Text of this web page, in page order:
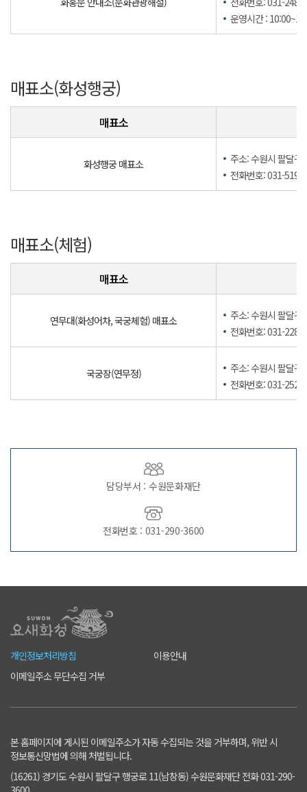
운영시간 :
매표소(화성행궁)
매표소
화성행궁 매표소
주소: 수원시 팔달구
전화번호: 031-
매표소(체험)
매표소
연무대(화성어차, 국궁체험) 매표소
주소: 수원시 팔달구
전화번호: 031-228-
국궁장(연무정)
주소: 수원시 팔달구
전화번호: 031-252-
담당부서 : 수원문화재단
전화번호 : 031-290-3600
개인정보처리방침
이용안내
이메일주소 무단수집 거부
본 홈페이지에 게시된 이메일주소가 자동 수집되는 것을 거부하며, 위반 시
정보통신망법에 의해 처벌됩니다.
(16261) 경기도 수원시 팔달구 행궁로 11(남창동) 수원문화재단 전화 031-290-